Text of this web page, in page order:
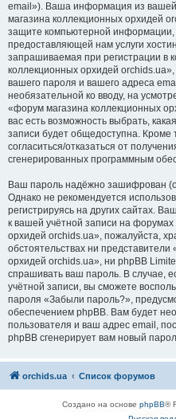
email»). Ваша информация из
магазина коллекционных орхидей
защите компьютерной
предоставляющей нам услуги
запрашиваемая при регистрации в
коллекционных орхидей
вашего пароля и вашего адреса
необязательной ко вводу, на
«форум магазина коллекционных
вас есть возможность выбрать,
записи будет общедоступна. Кроме
согласиться/отказаться от
сгенерированных программным
Ваш пароль надёжно зашифрован
Однако не рекомендуется
регистрируясь на других сайтах.
к вашей учётной записи на
орхидей orchids.ua», пожалуйста,
обстоятельствах ни
орхидей orchids.ua», ни phpBB
спрашивать ваш пароль. В случае,
учётной записи, вы сможете
пароля «Забыли пароль?»,
обеспечением phpBB. Вам будет
пользователя и ваш адрес email,
phpBB сгенерирует вам новый
orchids.ua Список форумов
Создано на основе phpBB®